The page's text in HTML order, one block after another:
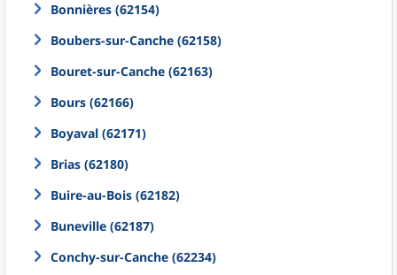
Bonnières (62154)
Boubers-sur-Canche (62158)
Bouret-sur-Canche (62163)
Bours (62166)
Boyaval (62171)
Brias (62180)
Buire-au-Bois (62182)
Buneville (62187)
Conchy-sur-Canche (62234)